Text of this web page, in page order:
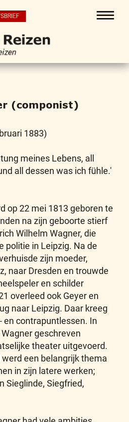
(componist)
1883)
meines Lebens, all
all dessen was ich fühle.'
op 22 mei 1813 geboren te
na zijn geboorte stierf
Wilhelm Wagner, die
politie in Leipzig. Na de
zijn moeder,
naar Dresden en trouwde
en schilder
overleed ook Geyer en
naar Leipzig. Daar kreeg
en contrapuntlessen. In
geschreven
theater uitgevoerd.
een belangrijk thema
in zijn latere werken;
Sieglinde, Siegfried,